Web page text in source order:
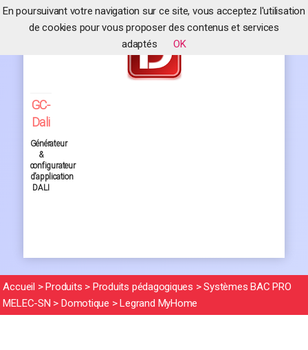
GC-
Dali
Générateur
&
configurateur
d’application
DALI
Accueil >Produits > Produits pédagogiques >Systèmes BAC PRO
MELEC-SN > Domotique >Legrand MyHome
En poursuivant votre navigation sur ce site, vous acceptez l'utilisation
de cookies pour vous proposer des contenus et services
adaptés
OK